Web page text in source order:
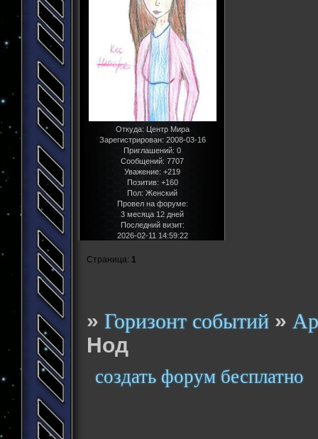
Откуда:Центр Мира
Зарегистрирован: 2008-03-16
Приглашений: 0
Сообщений: 7707
Уважение: +219
Позитив: +160
Пол:Женский
Провел на форуме:
3 месяца 12 дней
Последний визит:
2026-02-11 14:59:22
Страница: 1
»Горизонт событий »
Нод
создать форум бесплатно